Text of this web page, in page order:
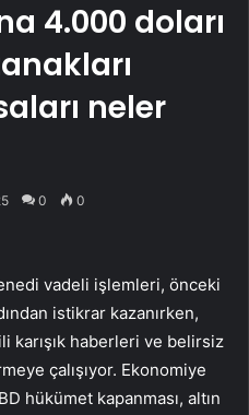
4.000 doları
neler
0 0
vadeli işlemleri, önceki
istikrar kazanırken,
karışık haberleri ve belirsiz
çalışıyor. Ekonomiye
hükümet kapanması, altın